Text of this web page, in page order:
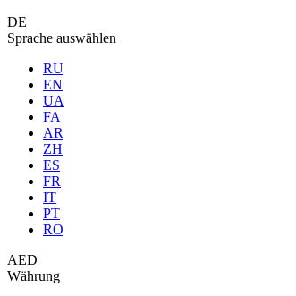
DE
Sprache auswählen
RU
EN
UA
FA
AR
ZH
ES
FR
IT
PT
RO
AED
Währung